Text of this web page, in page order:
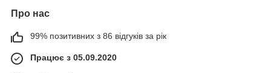
Про нас
99% позитивних з 86 відгуків за рік
Працює з 05.09.2020